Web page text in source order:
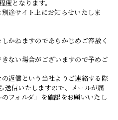
となります。
途サイト上にお知らせいたしま
かねますのであらかじめご容赦く
ない場合がございますので予めご
返信という当社よりご連絡する際
送信いたしますので、メールが届
フォルダ」を確認をお願いいたし